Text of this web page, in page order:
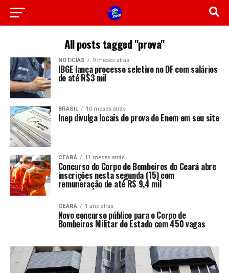
All posts tagged "prova"
NOTICIAS 9 meses atrás
IBGE lança processo seletivo no DF com salários
de até R$3 mil
BRASIL 10 meses atrás
Inep divulga locais de prova do Enem em seu site
CEARÁ 11 meses atrás
Concurso do Corpo de Bombeiros do Ceará abre
inscrições nesta segunda (15) com
remuneração de até R$ 9,4 mil
CEARÁ 1 ano atrás
Novo concurso público para o Corpo de
Bombeiros Militar do Estado com 450 vagas